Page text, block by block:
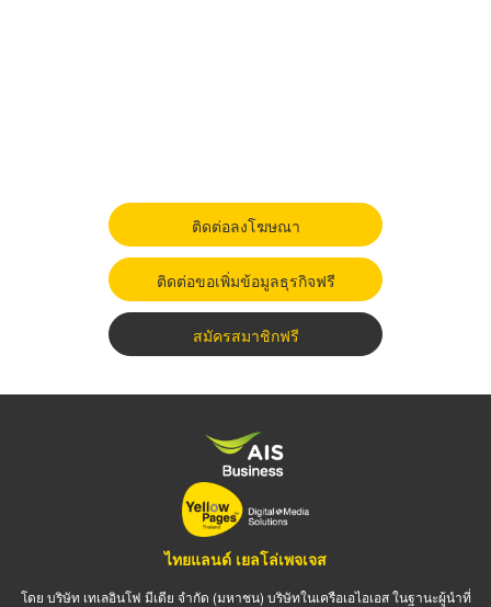
ติดต่อลงโฆษณา
ติดต่อขอเพิ่มข้อมูลธุรกิจฟรี
สมัครสมาชิกฟรี
ไทยแลนด์ เยลโล่เพจเจส
โดย บริษัท เทเลอินโฟ มีเดีย จำกัด (มหาชน) บริษัทในเครือเอไอเอส ในฐานะผู้นำที่